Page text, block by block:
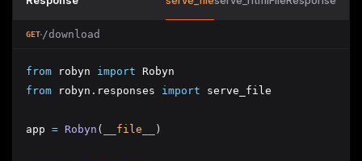
GET /download
from robyn import Robyn
from robyn . responses import serve_file
app = Robyn ( __file__ )